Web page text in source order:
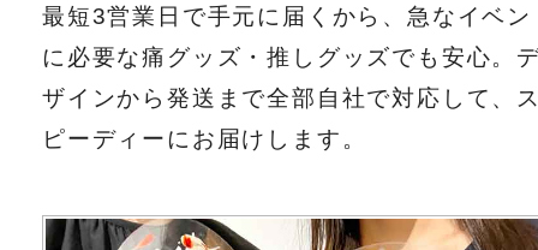
最短3営業日で手元に届くから、急なイベン
に必要な痛グッズ・推しグッズでも安心。
ザインから発送まで全部自社で対応して、
ピーディーにお届けします。